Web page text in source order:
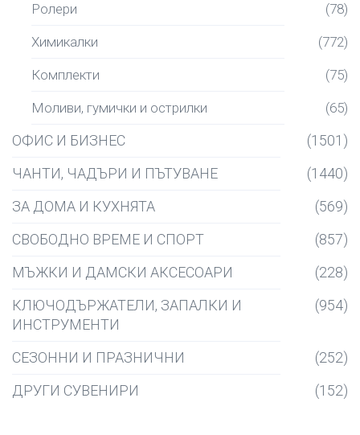
Ролери (78)
Химикалки (772)
Комплекти (75)
Моливи, гумички и острилки (65)
ОФИС И БИЗНЕС
(1501)
ЧАНТИ, ЧАДЪРИ И ПЪТУВАНЕ
(1440)
ЗА ДОМА И КУХНЯТА
(569)
СВОБОДНО ВРЕМЕ И СПОРТ
(857)
МЪЖКИ И ДАМСКИ АКСЕСОАРИ
(228)
КЛЮЧОДЪРЖАТЕЛИ, ЗАПАЛКИ И
ИНСТРУМЕНТИ
(954)
СЕЗОННИ И ПРАЗНИЧНИ
(252)
ДРУГИ СУВЕНИРИ
(152)